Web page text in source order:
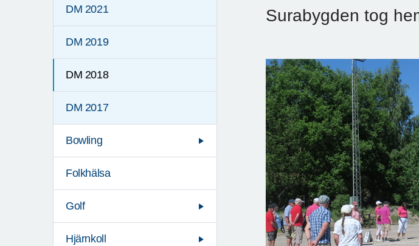
DM 2021
DM 2019
DM 2018
DM 2017
Bowling
Folkhälsa
Golf
Hjärnkoll
Surabygden tog
Previous